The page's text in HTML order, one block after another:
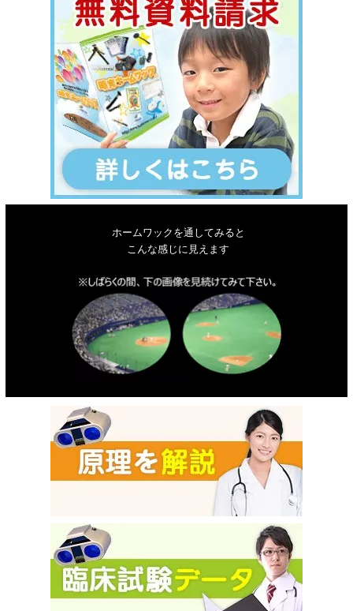
ホームワックを通してみると
こんな感じに見えます